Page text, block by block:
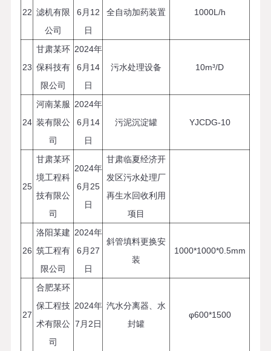
22 滤机有限
公司
6月12
日
全自动加药装置 1000L/h
23
甘肃某环
保科技有
限公司
2024年
6月14
日
污水处理设备 10m³/D
24
河南某服
装有限公
司
2024年
6月14
日
污泥沉淀罐 YJCDG-10
25
甘肃某环
境工程科
技有限公
司
2024年
6月25
日
甘肃临夏经济开
发区污水处理厂
再生水回收利用
项目
26
洛阳某建
筑工程有
限公司
2024年
6月27
日
斜管填料更换安
装
1000*1000*0.5mm
27
合肥某环
保工程技
术有限公
司
2024年
7月2日
汽水分离器、水
封罐
φ600*1500